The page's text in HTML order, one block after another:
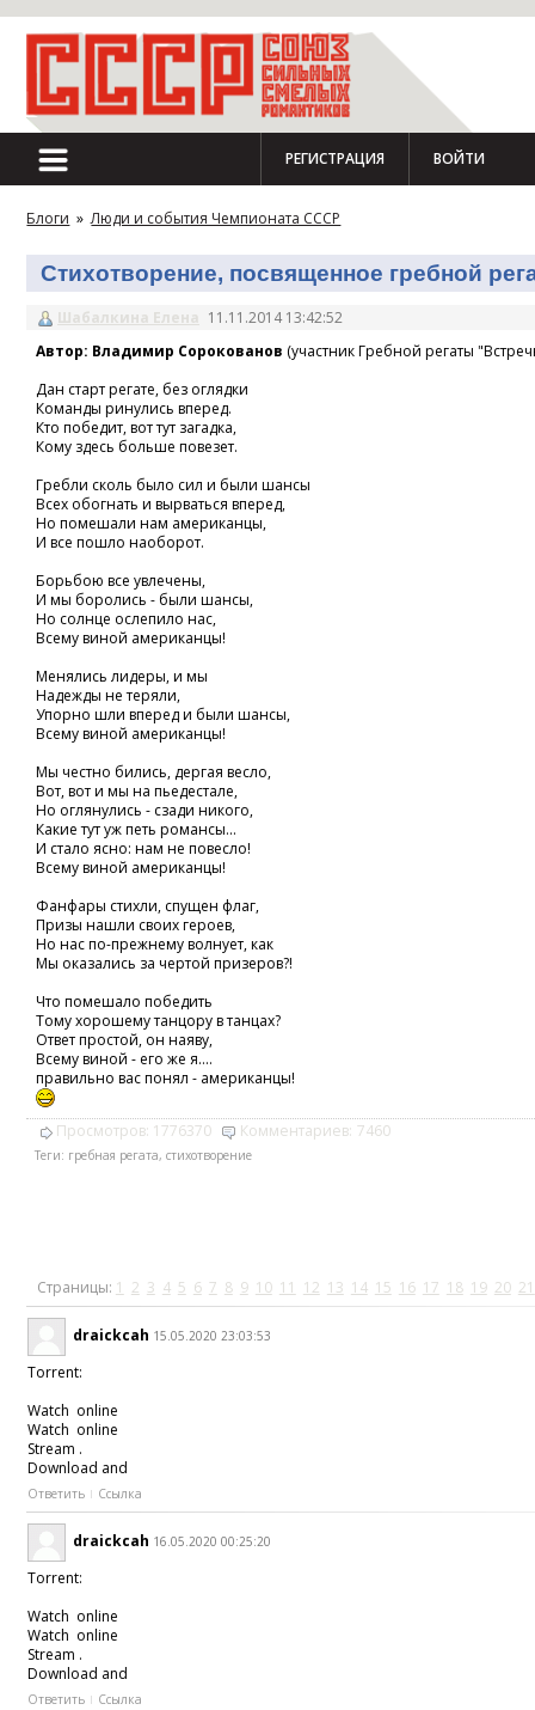
РЕГИСТРАЦИЯ ВОЙТИ
Блоги » Люди и события Чемпионата СССР
Стихотворение, посвященное гребной
Шабалкина Елена 11.11.2014 13:42:52
Автор: Владимир Сорокованов (участник Гребной регаты
Дан старт регате, без оглядки
Команды ринулись вперед.
Кто победит, вот тут загадка,
Кому здесь больше повезет.
Гребли сколь было сил и были шансы
Всех обогнать и вырваться вперед,
Но помешали нам американцы,
И все пошло наоборот.
Борьбою все увлечены,
И мы боролись - были шансы,
Но солнце ослепило нас,
Всему виной американцы!
Менялись лидеры, и мы
Надежды не теряли,
Упорно шли вперед и были шансы,
Всему виной американцы!
Мы честно бились, дергая весло,
Вот, вот и мы на пьедестале,
Но оглянулись - сзади никого,
Какие тут уж петь романсы...
И стало ясно: нам не повесло!
Всему виной американцы!
Фанфары стихли, спущен флаг,
Призы нашли своих героев,
Но нас по-прежнему волнует, как
Мы оказались за чертой призеров?!
Что помешало победить
Тому хорошему танцору в танцах?
Ответ простой, он наяву,
Всему виной - его же я....
правильно вас понял - американцы!
Просмотров: 1776370 Комментариев: 7460
Теги: гребная регата, стихотворение
Страницы: 1 2 3 4 5 6 7 8 9 10 11 12 13 14 15 16 17 18 19 20 21
draickcah 15.05.2020 23:03:53
Torrent:
Watch online
Watch online
Stream .
Download and
Ответить Ссылка
draickcah 16.05.2020 00:25:20
Torrent:
Watch online
Watch online
Stream .
Download and
Ответить Ссылка